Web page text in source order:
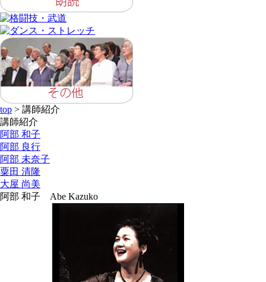
top > 講師紹介
講師紹介
阿部 和子
阿部 良行
阿部 未奈子
粟田 清隆
大屋 尚美
阿部 和子 Abe Kazuko